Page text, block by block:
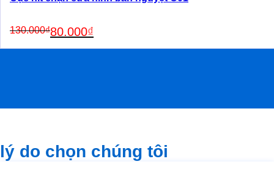
130.000₫
price
was:
80.000₫
price
is:
lý do chọn chúng tôi